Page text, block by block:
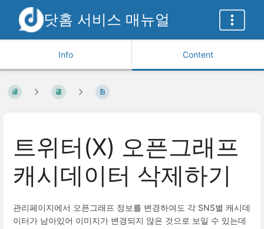
닷홈 서비스 매뉴얼
Info Content
트위터(X) 오픈그래프
캐시데이터 삭제하기
관리페이지에서 오픈그래프 정보를 변경하여도 각 SNS별 캐시데
이터가 남아있어 이미지가 변경되지 않은 것으로 보일 수 있는데